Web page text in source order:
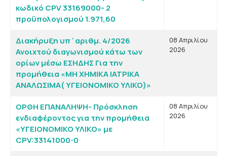
κωδικό CPV 33169000- 2
προϋπολογισμού 1.971,60
Διακήρυξη υπ΄αριθμ. 4/2026
Ανοιχτού διαγωνισμού κάτω των
ορίων μέσω ΕΣΗΔΗΣ Για την
προμήθεια «ΜΗ ΧΗΜΙΚΑ ΙΑΤΡΙΚΑ
ΑΝΑΛΩΣΙΜΑ( ΥΓΕΙΟΝΟΜΙΚΟ ΥΛΙΚΟ)»
08 Απριλίου
2026
ΟΡΘΗ ΕΠΑΝΑΛΗΨΗ- Πρόσκληση
ενδιαφέροντος για την προμήθεια
«ΥΓΕΙΟΝΟΜΙΚΟ ΥΛΙΚΟ» με
CPV:33141000-0
08 Απριλίου
2026